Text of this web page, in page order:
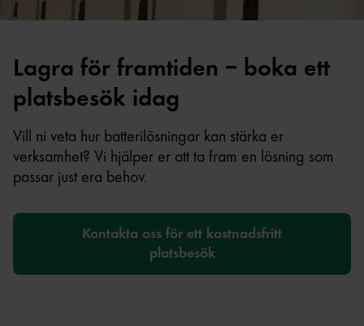
Lagra för framtiden – boka ett
platsbesök idag
Vill ni veta hur batterilösningar kan stärka er
verksamhet? Vi hjälper er att ta fram en lösning som
passar just era behov.
Kontakta oss för ett kostnadsfritt
platsbesök